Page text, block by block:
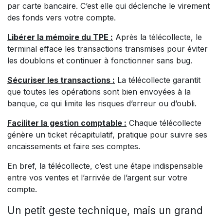
par carte bancaire. C’est elle qui déclenche le virement
des fonds vers votre compte.
Libérer la mémoire du TPE : Après la télécollecte, le
terminal efface les transactions transmises pour éviter
les doublons et continuer à fonctionner sans bug.
Sécuriser les transactions : La télécollecte garantit
que toutes les opérations sont bien envoyées à la
banque, ce qui limite les risques d’erreur ou d’oubli.
Faciliter la gestion comptable : Chaque télécollecte
génère un ticket récapitulatif, pratique pour suivre ses
encaissements et faire ses comptes.
En bref, la télécollecte, c’est une étape indispensable
entre vos ventes et l’arrivée de l’argent sur votre
compte.
Un petit geste technique, mais un grand